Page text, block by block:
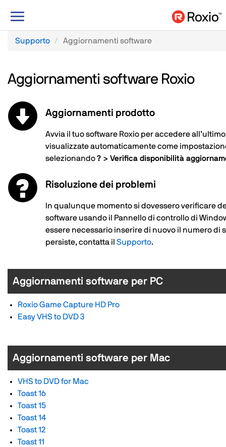
Attiva/Disattiva
Supporto
Aggiornamenti software
Aggiornamenti software Roxio
Aggiornamenti prodotto
Avvia il tuo software Roxio per accedere
visualizzate automaticamente come
selezionando? > Verifica disponibilità
Risoluzione dei problemi
In qualunque momento si dovessero verificare
software usando il Pannello di controllo di
essere necessario inserire di nuovo il numero di
persiste, contatta il Supporto.
Aggiornamenti software per PC
Roxio Game Capture HD Pro
Easy VHS to DVD 3
Aggiornamenti software per Mac
VHS to DVD for Mac
Toast 16
Toast 15
Toast 14
Toast 12
Toast 11